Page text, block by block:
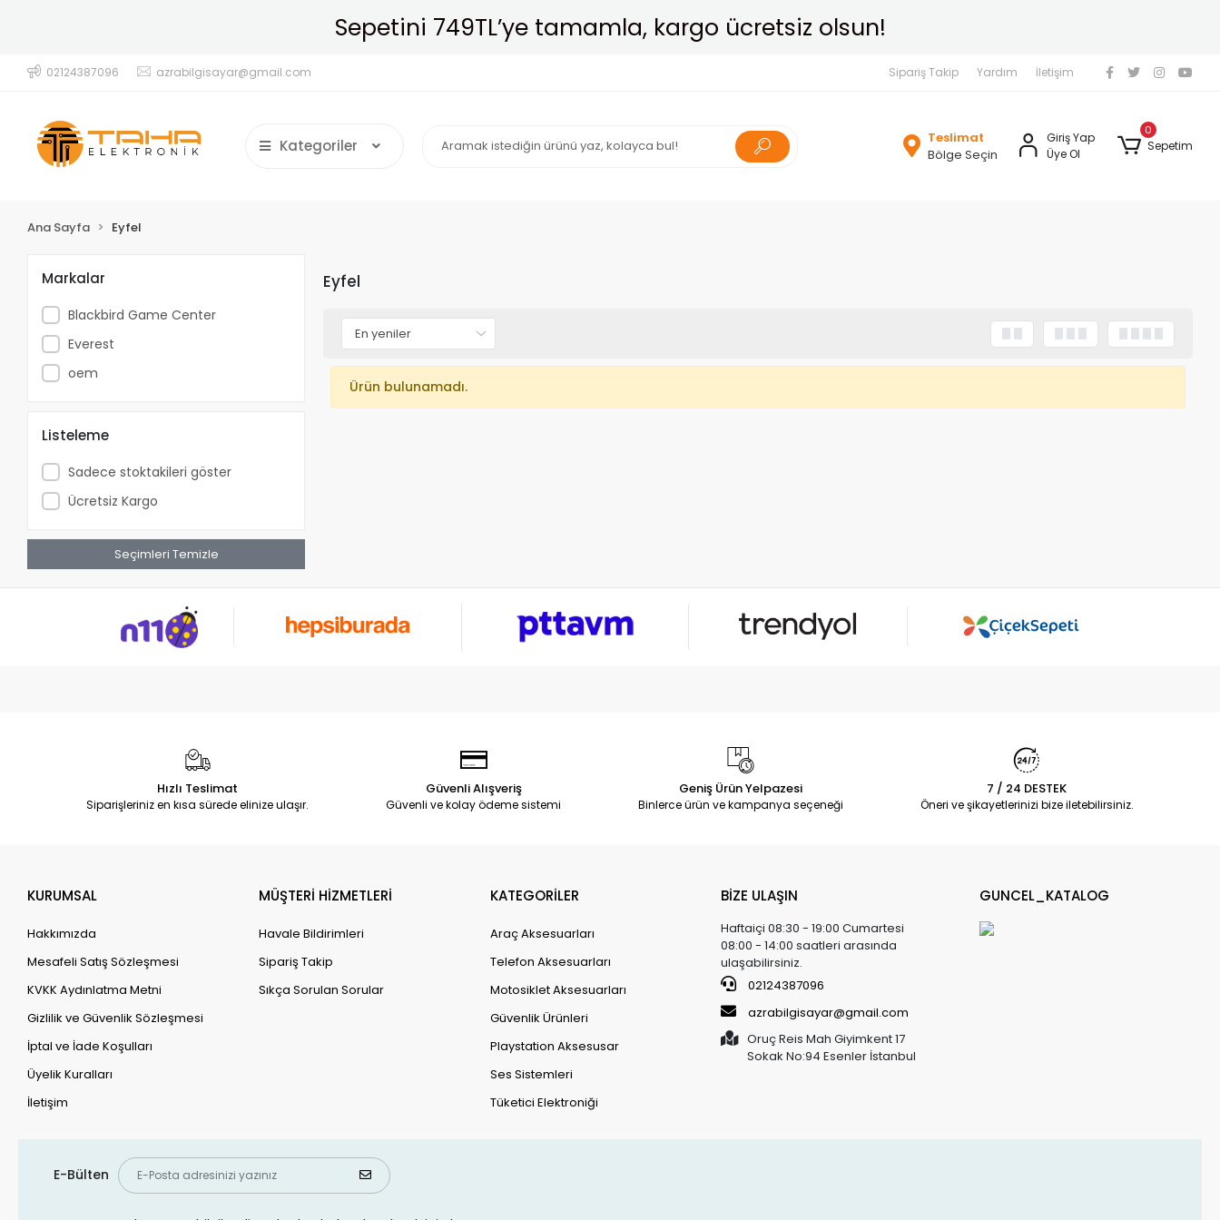
Sepetini 749TL’ye tamamla, kargo ücretsiz olsun!
02124387096 azrabilgisayar@gmail.com Sipariş Takip Yardım İletişim
Kategoriler
Teslimat
Bölge Seçin
Giriş Yap
Üye Ol
0
Sepetim
Ana Sayfa Eyfel
Markalar
Blackbird Game Center
Everest
oem
Listeleme
Sadece stoktakileri göster
Ücretsiz Kargo
Seçimleri Temizle
Eyfel
Ürün bulunamadı.
Hızlı Teslimat
Siparişleriniz en kısa sürede elinize ulaşır.
Güvenli Alışveriş
Güvenli ve kolay ödeme sistemi
Geniş Ürün Yelpazesi
Binlerce ürün ve kampanya seçeneği
7 / 24 DESTEK
Öneri ve şikayetlerinizi bize iletebilirsiniz.
KURUMSAL
Hakkımızda
Mesafeli Satış Sözleşmesi
KVKK Aydınlatma Metni
Gizlilik ve Güvenlik Sözleşmesi
İptal ve İade Koşulları
Üyelik Kuralları
İletişim
MÜŞTERİ HİZMETLERİ
Havale Bildirimleri
Sipariş Takip
Sıkça Sorulan Sorular
KATEGORİLER
Araç Aksesuarları
Telefon Aksesuarları
Motosiklet Aksesuarları
Güvenlik Ürünleri
Playstation Aksesusar
Ses Sistemleri
Tüketici Elektroniği
BİZE ULAŞIN
Haftaiçi 08:30 - 19:00 Cumartesi
08:00 - 14:00 saatleri arasında
ulaşabilirsiniz.
02124387096
azrabilgisayar@gmail.com
Oruç Reis Mah Giyimkent 17
Sokak No:94 Esenler İstanbul
GUNCEL_KATALOG
E-Bülten